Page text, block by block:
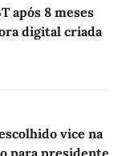
após 8 meses
digital criada
vice na
para presidente